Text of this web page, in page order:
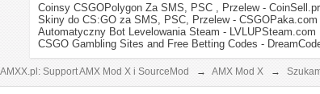
Coinsy CSGOPolygon Za SMS, PSC , Przelew -
Skiny do CS:GO za SMS, PSC, Przelew - CSGOPaka.com
Automatyczny Bot Levelowania Steam - LVLUPSteam.com
CSGO Gambling Sites and Free Betting Codes -
AMXX.pl: Support AMX Mod X i SourceMod → AMX Mod X →